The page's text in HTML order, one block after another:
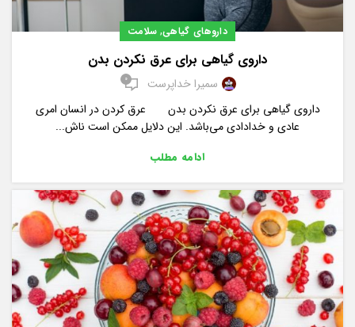
داروهای گیاهی, سلامت
داروی گیاهی برای عرق نکردن بدن
سمیرا خداپرست 0
داروی گیاهی برای عرق نکردن بدن عرق کردن در انسان امری
عادی و خدادادی می‌باشد. این دلایل ممکن است ناش...
ادامه مطلب